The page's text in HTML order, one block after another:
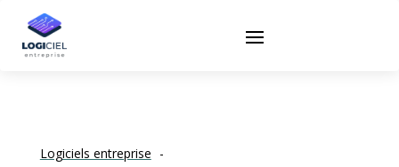
Logiciels entreprise